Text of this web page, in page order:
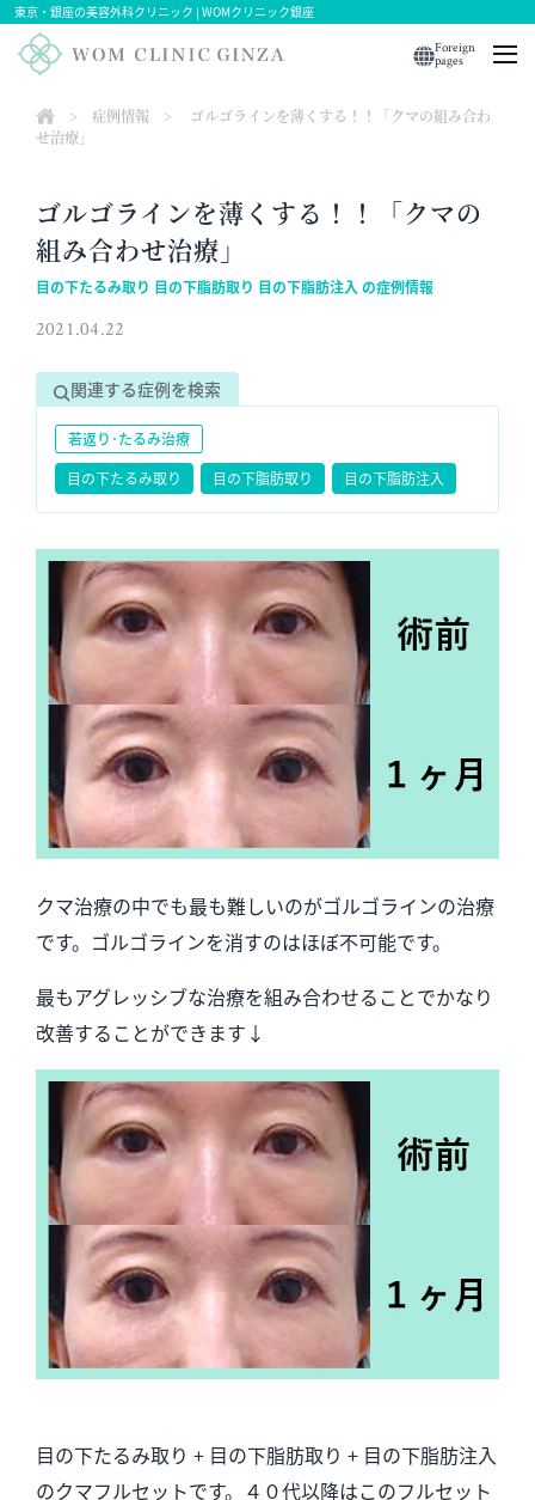
東京・銀座の美容外科クリニック | WOMクリニック銀座
Foreign
pages
> 症例情報 >
ゴルゴラインを薄くする！！「クマの組み合わ
せ治療」
ゴルゴラインを薄くする！！「クマの
組み合わせ治療」
目の下たるみ取り 目の下脂肪取り 目の下脂肪注入 の症例情報
2021.04.22
関連する症例を検索
若返り･たるみ治療
目の下たるみ取り
目の下脂肪取り 目の下脂肪注入
クマ治療の中でも最も難しいのがゴルゴラインの治療
です。ゴルゴラインを消すのはほぼ不可能です。
最もアグレッシブな治療を組み合わせることでかなり
改善することができます↓
目の下たるみ取り + 目の下脂肪取り + 目の下脂肪注入
のクマフルセットです。４０代以降はこのフルセット